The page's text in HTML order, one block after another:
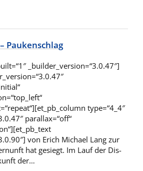
Paukenschlag
_builder_version=“3.0.47″]
type=“4_4″
parallax=“off“
von Er­ich Mi­cha­el Lang zur
hat ge­siegt. Im Lauf der Dis­
der…